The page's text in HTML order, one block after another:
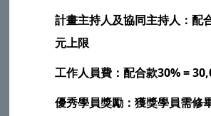
計畫主持人及協同主持人：配
元上限
工作人員費：配合款30% =
優秀學員獎勵：獲獎學員需修